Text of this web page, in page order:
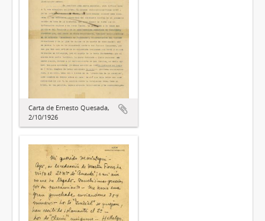
Carta de Ernesto Quesada,
2/10/1926